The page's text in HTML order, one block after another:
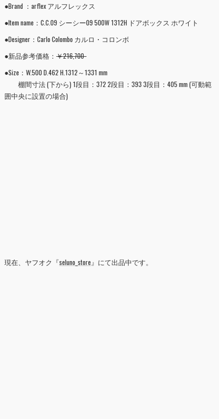
●Brand ：arflex アルフレックス
●Item name：C.C.09 シーシー09 500W 1312H ドアボックス ホワイト
●Designer：Carlo Colombo カルロ・コロンボ
●新品参考価格： ￥216,700-
●Size：W.500 D.462 H.1312～1331 mm
棚間寸法 (下から) 1段目：372 2段目：393 3段目：405 mm (可動範
囲中央に設置の場合)
現在、ヤフオク『seluno_store』にて出品中です。